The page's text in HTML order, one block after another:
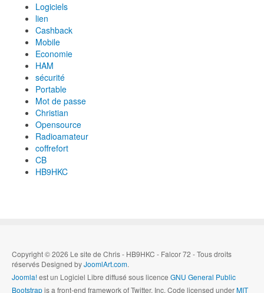
Logiciels
lien
Cashback
Mobile
Economie
HAM
sécurité
Portable
Mot de passe
Christian
Opensource
Radioamateur
coffrefort
CB
HB9HKC
Copyright © 2026 Le site de Chris - HB9HKC - Falcor 72 - Tous droits
réservés Designed byJoomlArt.com.
Joomla!est un Logiciel Libre diffusé sous licence GNU General Public
Bootstrapis a front-end framework of Twitter, Inc. Code licensed underMIT